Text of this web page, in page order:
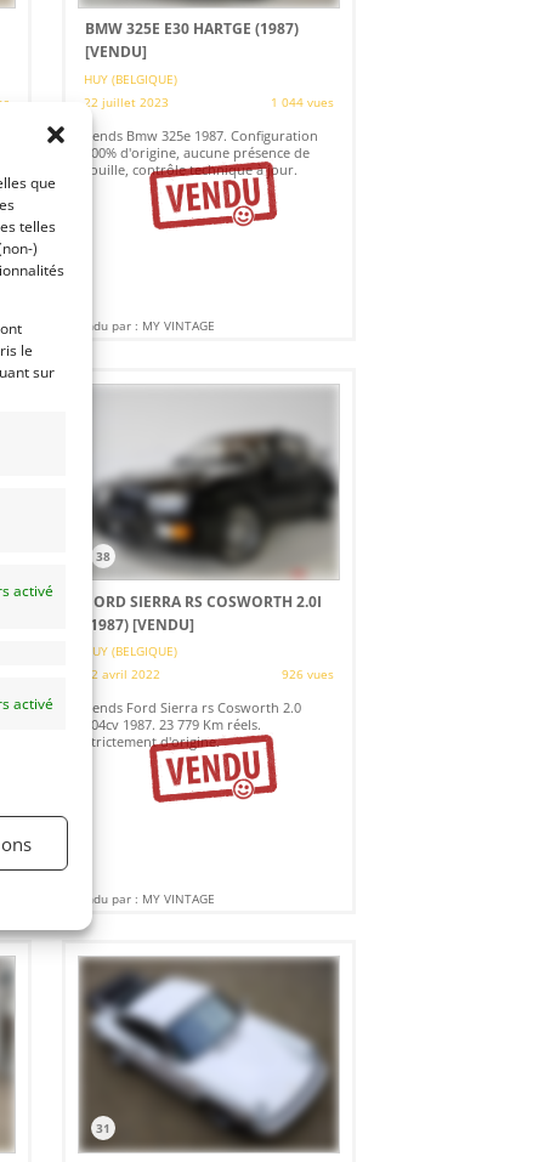
que
telles
)
le
sur
activé
activé
BMW 325E E30 HARTGE (1987)
[VENDU]
HUY (BELGIQUE)
22 juillet 2023
1 044 vues
Vends Bmw 325e 1987. Configuration
100% d'origine, aucune présence de
rouille, contrôle technique à jour.
Vendu par : MY VINTAGE
38
FORD SIERRA RS COSWORTH 2.0I
(1987)[VENDU]
HUY (BELGIQUE)
22 avril 2022
926 vues
Vends Ford Sierra rs Cosworth 2.0
204cv 1987. 23 779 Km réels.
Strictement d'origine.
Vendu par : MY VINTAGE
31